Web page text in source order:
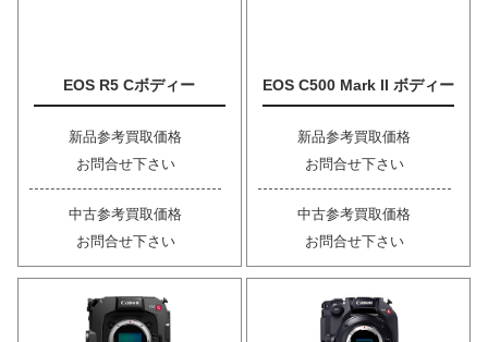
EOS R5 Cボディー
新品参考買取価格
お問合せ下さい
中古参考買取価格
お問合せ下さい
EOS C500 Mark II ボディー
新品参考買取価格
お問合せ下さい
中古参考買取価格
お問合せ下さい